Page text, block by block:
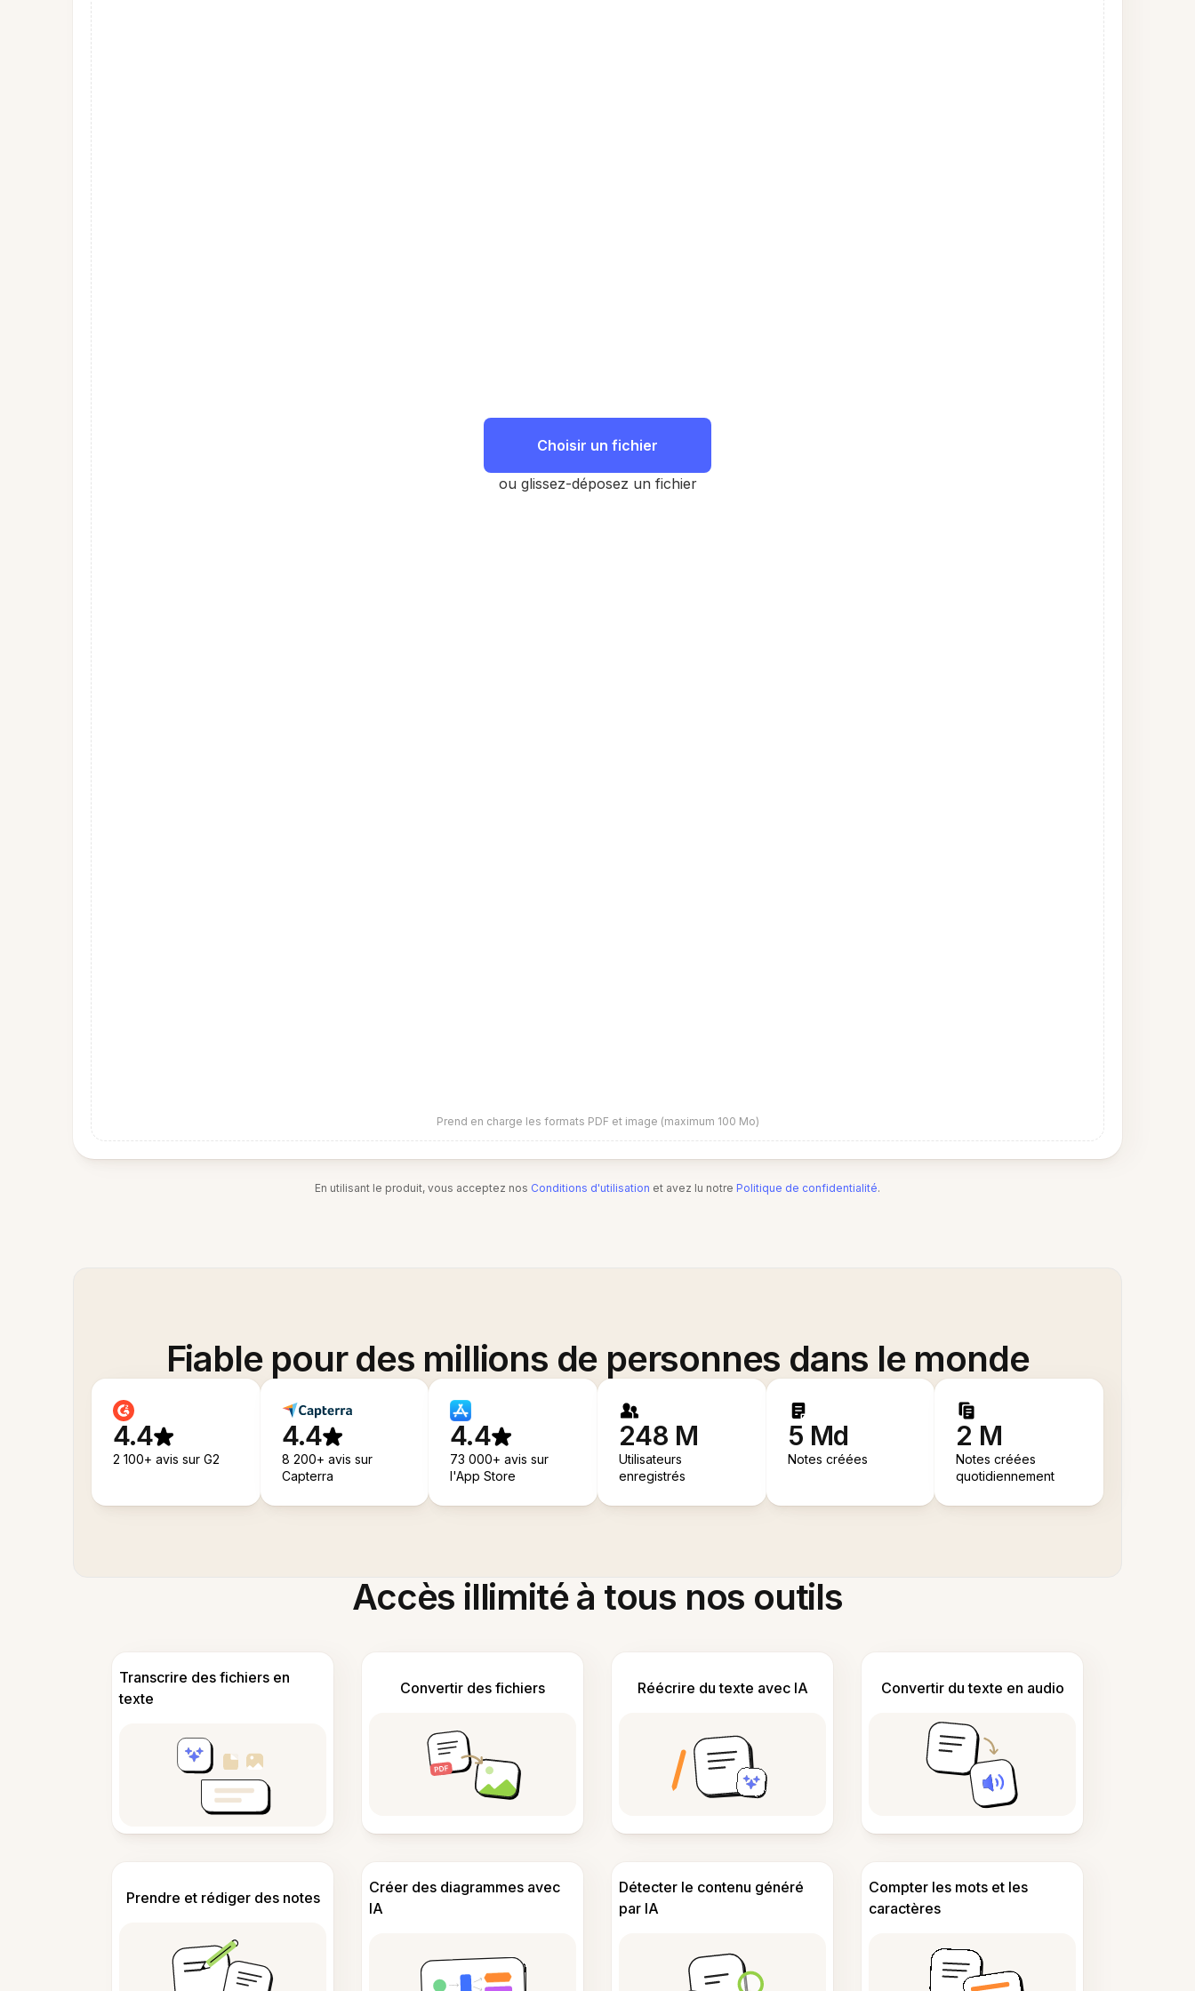
Choisir un fichier
ou glissez-déposez un fichier
Prend en charge les formats PDF et image (maximum 100 Mo)
En utilisant le produit, vous acceptez nos Conditions d'utilisation et avez lu notre Politique de confidentialité.
Fiable pour des millions de personnes dans le monde
4.4
2 100+ avis sur G2
4.4
8 200+ avis sur
Capterra
4.4
73 000+ avis sur
l'App Store
248 M
Utilisateurs
enregistrés
5 Md
Notes créées
2 M
Notes créées
quotidiennement
Accès illimité à tous nos outils
Transcrire des fichiers en
texte
Convertir des fichiers Réécrire du texte avec IA Convertir du texte en audio
Prendre et rédiger des notes
Créer des diagrammes avec
IA
Détecter le contenu généré
par IA
Compter les mots et les
caractères